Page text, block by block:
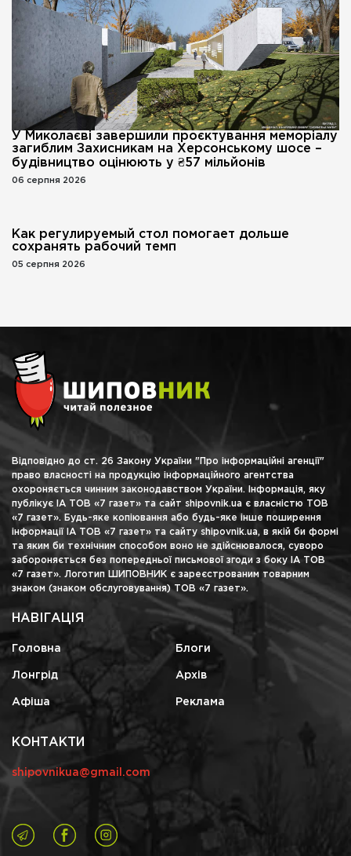
У Миколаєві завершили проєктування меморіалу
загиблим Захисникам на Херсонському шосе –
будівництво оцінюють у ₴57 мільйонів
06 серпня 2026
Как регулируемый стол помогает дольше
сохранять рабочий темп
05 серпня 2026
Відповідно до ст. 26 Закону України "Про інформаційні агенції"
право власності на продукцію інформаційного агентства
охороняється чинним законодавством України. Інформація, яку
публікує ІА ТОВ «7 газет» та сайт shipovnik.ua є власністю ТОВ
«7 газет». Будь-яке копіювання або будь-яке інше поширення
інформації ІА ТОВ «7 газет» та сайту shipovnik.ua, в якій би формі
та яким би технічним способом воно не здійснювалося, суворо
забороняється без попередньої письмової згоди з боку ІА ТОВ
«7 газет». Логотип ШИПОВНИК є зареєстрованим товарним
знаком (знаком обслуговування) ТОВ «7 газет».
НАВІГАЦІЯ
Головна Блоги
Лонгрід Архів
Афіша Реклама
КОНТАКТИ
shipovnikua@gmail.com